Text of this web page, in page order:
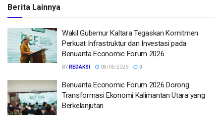
Berita Lainnya
Wakil Gubernur Kaltara Tegaskan Komitmen
Perkuat Infrastruktur dan Investasi pada
Benuanta Economic Forum 2026
BY REDAKSI 08/05/2026 0
Benuanta Economic Forum 2026 Dorong
Transformasi Ekonomi Kalimantan Utara yang
Berkelanjutan